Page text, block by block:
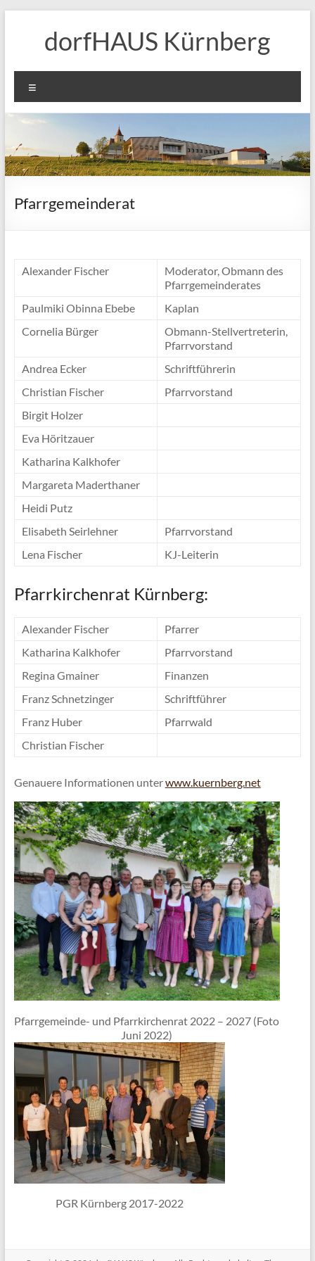
springendorfHAUS Kürnberg
Pfarrgemeinderat
Alexander Fischer
Moderator, Obmann des
Pfarrgemeinderates
Paulmiki Obinna Ebebe
Kaplan
Cornelia Bürger
Obmann-Stellvertreterin,
Pfarrvorstand
Andrea Ecker
Schriftführerin
Christian Fischer
Pfarrvorstand
Birgit Holzer
Eva Höritzauer
Katharina Kalkhofer
Margareta Maderthaner
Heidi Putz
Elisabeth Seirlehner
Pfarrvorstand
Lena Fischer
KJ-Leiterin
Pfarrkirchenrat Kürnberg:
Alexander Fischer
Pfarrer
Katharina Kalkhofer
Pfarrvorstand
Regina Gmainer
Finanzen
Franz Schnetzinger
Schriftführer
Franz Huber
Pfarrwald
Christian Fischer
Genauere Informationen unterwww.kuernberg.net
Pfarrgemeinde- und Pfarrkirchenrat 2022 – 2027 (Foto
Juni 2022)
PGR Kürnberg 2017-2022